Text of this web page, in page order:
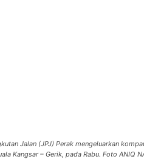
Jalan (JPJ) Perak mengeluarkan
Kangsar – Gerik, pada Rabu. Foto ANIQ